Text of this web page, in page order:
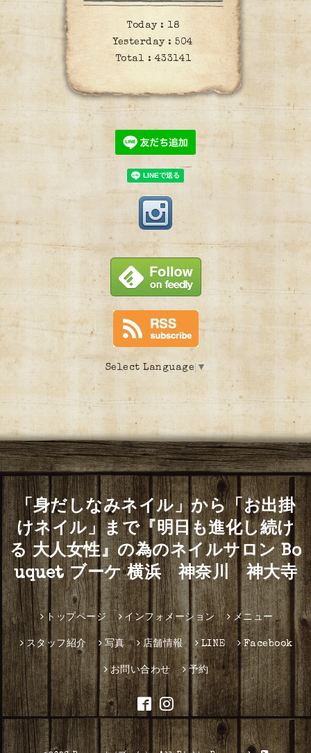
Today : 18
Yesterday :504
Total : 433141
Select Language ▼
「身だしなみネイル」から「お出掛
けネイル」まで『明日も進化し続け
る 大人女性』の為のネイルサロン Bo
uquet ブーケ 横浜 神奈川 神大寺
トップページ インフォメーション メニュー
スタッフ紹介 写真 店舗情報 LINE Facebook
お問い合わせ 予約